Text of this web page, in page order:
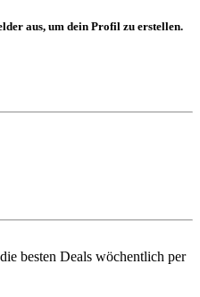
aus, um dein Profil zu erstellen.
besten Deals wöchentlich per